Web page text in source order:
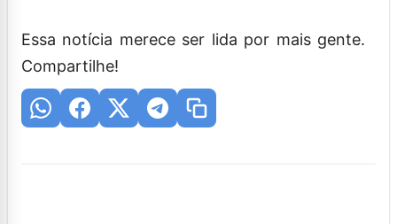
Essa notícia merece ser lida por mais gente.
Compartilhe!